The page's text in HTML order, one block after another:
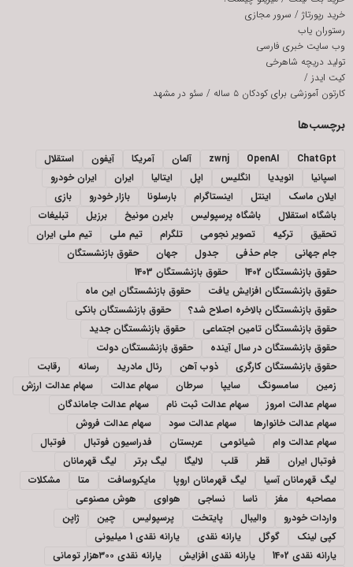
خرید رپورتاژ / سرور مجازی
رستوران یاب
وب سایت خبری فارسی
تولید دریچه شاهرخی
کیت ایدز /
کارتون آموزشی برای کودکان ۵ ساله
/ سئو در مشهد
برچسب‌ها
ChatGpt
OpenAI
zwnj آلمان آمریکا آیفون
استقلال
اسپانیا
انویدیا انگلیس اپل ایتالیا ایران
ایران خودرو
ایلان ماسک
اینتل اینستاگرام بارسلونا بازار خودرو
بازی
باشگاه استقلال
باشگاه پرسپولیس بایرن مونیخ برزیل
تبلیغات
تحقیق
ترکیه تصویر نجومی تلگرام تیم ملی
تیم ملی ایران
جام جهانی
جام حذفی جدول جهان
حقوق بازنشستگان
حقوق بازنشستگان 1402
حقوق بازنشستگان 1403
حقوق بازنشستگان افزایش یافت
حقوق بازنشستگان این ماه
حقوق بازنشستگان بالاخره اصلاح شد؟
حقوق بازنشستگان بانکی
حقوق بازنشستگان تامین اجتماعی
حقوق بازنشستگان جدید
حقوق بازنشستگان در سال آینده
حقوق بازنشستگان دولت
حقوق بازنشستگان کارگری
ذوب آهن رئال مادرید رسانه
رقابت
زمین
سامسونگ سایپا سرطان سهام عدالت
سهام عدالت ارزش
سهام عدالت امروز
سهام عدالت ثبت نام
سهام عدالت جاماندگان
سهام عدالت خانوارها
سهام عدالت سود
سهام عدالت فروش
سهام عدالت وام
شیائومی عربستان فدراسیون فوتبال
فوتبال
فوتبال ایران
قطر قلب لالیگا لیگ برتر
لیگ قهرمانان
لیگ قهرمانان آسیا
لیگ قهرمانان اروپا مایکروسافت متا
مشکلات
مصاحبه
مغز ناسا نساجی هواوی
هوش مصنوعی
واردات خودرو
والیبال پایتخت پرسپولیس چین
ژاپن
کپی لینک
گوگل یارانه نقدی
یارانه نقدی 1 میلیونی
یارانه نقدی 1402
یارانه نقدی افزایش
یارانه نقدی ۳۰۰هزار تومانی